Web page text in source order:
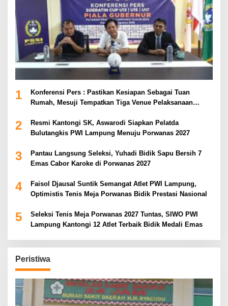
1
Konferensi Pers : Pastikan Kesiapan Sebagai Tuan
Rumah, Mesuji Tempatkan Tiga Venue Pelaksanaan
2
Resmi Kantongi SK, Aswarodi Siapkan Pelatda
Bulutangkis PWI Lampung Menuju Porwanas 2027
3
Pantau Langsung Seleksi, Yuhadi Bidik Sapu Bersih 7
Emas Cabor Karoke di Porwanas 2027
4
Faisol Djausal Suntik Semangat Atlet PWI Lampung,
Optimistis Tenis Meja Porwanas Bidik Prestasi Nasional
5
Seleksi Tenis Meja Porwanas 2027 Tuntas, SIWO PWI
Lampung Kantongi 12 Atlet Terbaik Bidik Medali Emas
Peristiwa